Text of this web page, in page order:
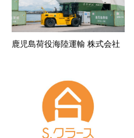
鹿児島荷役海陸運輸 株式会社